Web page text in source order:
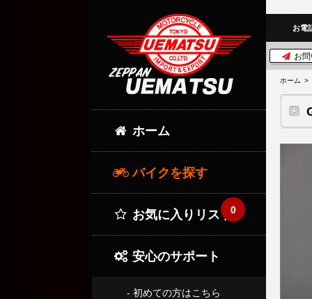
お電
お
ホーム
ホーム
バイクを探す
お気に入りリスト0
安心のサポート
- 初めての方はこちら